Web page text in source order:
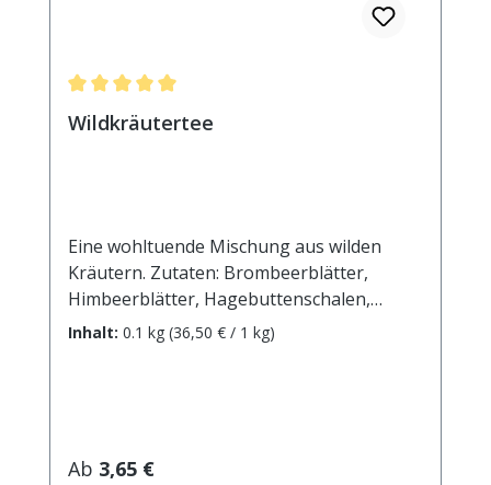
Durchschnittliche Bewertung von 5 von 5 Sternen
Wildkräutertee
Eine wohltuende Mischung aus wilden
Kräutern. Zutaten: Brombeerblätter,
Himbeerblätter, Hagebuttenschalen,
Eibischblätter, Ringelblumenblüten,
Ziehzeit: max.10 min.
Inhalt: 0.1 kg (36,50 € / 1 kg)
Regulärer Preis:
Ab 3,65 €